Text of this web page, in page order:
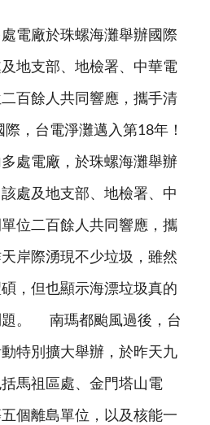
電廠於珠螺海灘舉辦國際
地支部、地檢署、中華電
百餘人共同響應，攜手清
，台電淨灘邁入第18年！
處電廠，於珠螺海灘舉辦
處及地支部、地檢署、中
位二百餘人共同響應，攜
岸際湧現不少垃圾，雖然
，但也顯示海漂垃圾真的
題。 南瑪都颱風過後，台
特別擴大舉辦，於昨天九
馬祖區處、金門塔山電
個離島單位，以及核能一